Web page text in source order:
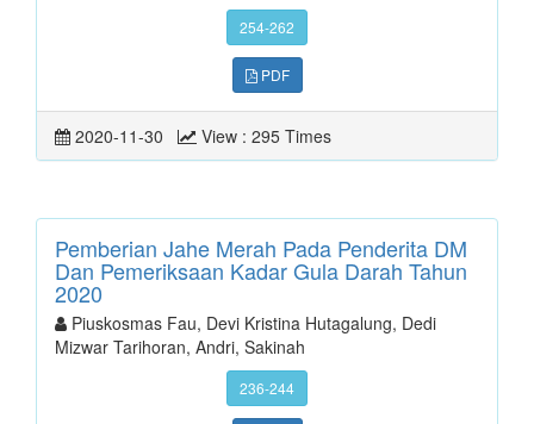
254-262
PDF
2020-11-30 View : 295 Times
Pemberian Jahe Merah Pada Penderita DM
Dan Pemeriksaan Kadar Gula Darah Tahun
2020
Piuskosmas Fau, Devi Kristina Hutagalung, Dedi
Mizwar Tarihoran, Andri, Sakinah
236-244